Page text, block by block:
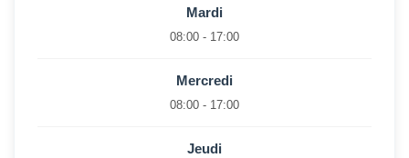
Mardi
08:00 - 17:00
Mercredi
08:00 - 17:00
Jeudi